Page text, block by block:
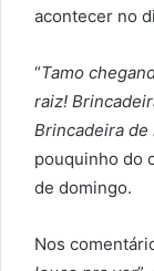
acontecer no
“Tamo
raiz!
Brincadeira de
pouquinho do
de domingo.
Nos